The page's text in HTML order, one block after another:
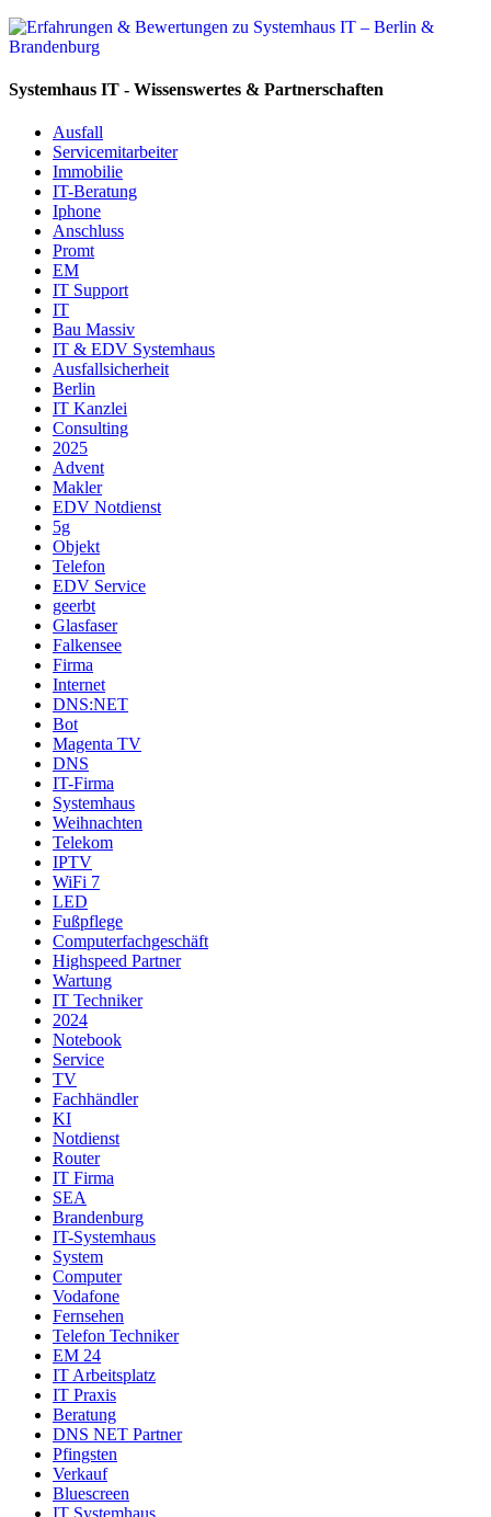
Systemhaus IT - Wissenswertes & Partnerschaften
Ausfall
Servicemitarbeiter
Immobilie
IT-Beratung
Iphone
Anschluss
Promt
EM
IT Support
IT
Bau Massiv
IT & EDV Systemhaus
Ausfallsicherheit
Berlin
IT Kanzlei
Consulting
2025
Advent
Makler
EDV Notdienst
5g
Objekt
Telefon
EDV Service
geerbt
Glasfaser
Falkensee
Firma
Internet
DNS:NET
Bot
Magenta TV
DNS
IT-Firma
Systemhaus
Weihnachten
Telekom
IPTV
WiFi 7
LED
Fußpflege
Computerfachgeschäft
Highspeed Partner
Wartung
IT Techniker
2024
Notebook
Service
TV
Fachhändler
KI
Notdienst
Router
IT Firma
SEA
Brandenburg
IT-Systemhaus
System
Computer
Vodafone
Fernsehen
Telefon Techniker
EM 24
IT Arbeitsplatz
IT Praxis
Beratung
DNS NET Partner
Pfingsten
Verkauf
Bluescreen